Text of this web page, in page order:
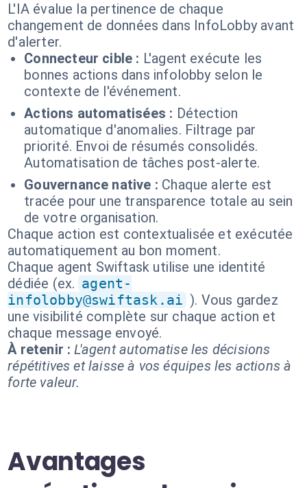
L'IA évalue la pertinence de chaque
changement de données dans InfoLobby avant
d'alerter.
Connecteur cible : L'agent exécute les
bonnes actions dans infolobby selon le
contexte de l'événement.
Actions automatisées : Détection
automatique d'anomalies. Filtrage par
priorité. Envoi de résumés consolidés.
Automatisation de tâches post-alerte.
Gouvernance native : Chaque alerte est
tracée pour une transparence totale au sein
de votre organisation.
Chaque action est contextualisée et exécutée
automatiquement au bon moment.
Chaque agent Swiftask utilise une identité
dédiée (ex. agent-
infolobby@swiftask.ai ). Vous gardez
une visibilité complète sur chaque action et
chaque message envoyé.
À retenir : L'agent automatise les décisions
répétitives et laisse à vos équipes les actions à
forte valeur.
Avantages